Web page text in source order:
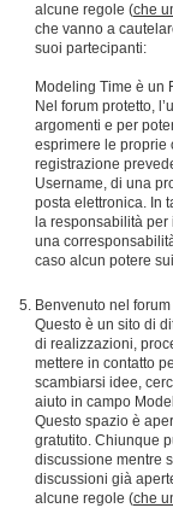
alcune regole (che
che vanno a
suoi partecipanti:
Modeling Time è un
Nel forum protetto,
argomenti e per
esprimere le proprie
registrazione
Username, di una
posta elettronica. In
la responsabilità
una
caso alcun potere
Benvenuto nel
Questo è un sito di
di realizzazioni,
mettere in contatto
scambiarsi idee,
aiuto in campo
Questo spazio è
gratutito. Chiunque
discussione mentre
discussioni già
alcune regole (che